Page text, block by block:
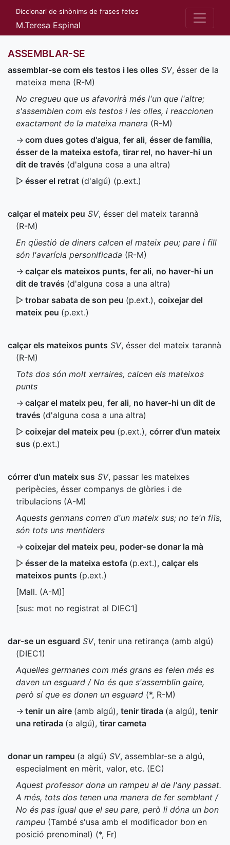
Diccionari de sinònims de frases fetes
M.Teresa Espinal
ASSEMBLAR-SE
assemblar-se com els testos i les olles SV, ésser de la
mateixa mena (R-M)
No cregueu que us afavorirà més l'un que l'altre;
s'assemblen com els testos i les olles, i reaccionen
exactament de la mateixa manera (R-M)
→ com dues gotes d'aigua, fer ali, ésser de família,
ésser de la mateixa estofa, tirar rel, no haver-hi un
dit de través (d'alguna cosa a una altra)
▷ ésser el retrat (d'algú) (p.ext.)
calçar el mateix peu SV, ésser del mateix tarannà
(R-M)
En qüestió de diners calcen el mateix peu; pare i fill
són l'avarícia personificada (R-M)
→ calçar els mateixos punts, fer ali, no haver-hi un
dit de través (d'alguna cosa a una altra)
▷ trobar sabata de son peu (p.ext.), coixejar del
mateix peu (p.ext.)
calçar els mateixos punts SV, ésser del mateix tarannà
(R-M)
Tots dos són molt xerraires, calcen els mateixos
punts
→ calçar el mateix peu, fer ali, no haver-hi un dit de
través (d'alguna cosa a una altra)
▷ coixejar del mateix peu (p.ext.), córrer d'un mateix
sus (p.ext.)
córrer d'un mateix sus SV, passar les mateixes
peripècies, ésser companys de glòries i de
tribulacions (A-M)
Aquests germans corren d'un mateix sus; no te'n fiïs,
són tots uns mentiders
→ coixejar del mateix peu, poder-se donar la mà
▷ ésser de la mateixa estofa (p.ext.), calçar els
mateixos punts (p.ext.)
[Mall. (A-M)]
[sus: mot no registrat al DIEC1]
dar-se un esguard SV, tenir una retirança (amb algú)
(DIEC1)
Aquelles germanes com més grans es feien més es
daven un esguard / No és que s'assemblin gaire,
però sí que es donen un esguard (*, R-M)
→ tenir un aire (amb algú), tenir tirada (a algú), tenir
una retirada (a algú), tirar cameta
donar un rampeu (a algú) SV, assemblar-se a algú,
especialment en mèrit, valor, etc. (EC)
Aquest professor dona un rampeu al de l'any passat.
A més, tots dos tenen una manera de fer semblant /
No és pas igual que el seu pare, però li dóna un bon
rampeu (També s'usa amb el modificador bon en
posició prenominal) (*, Fr)